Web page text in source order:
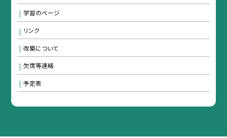
学習のページ
リンク
改築について
欠席等連絡
予定表